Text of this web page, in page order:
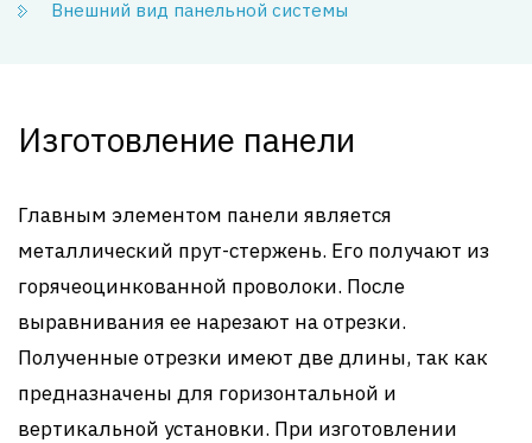
Внешний вид панельной системы
Изготовление панели
Главным элементом панели является
металлический прут-стержень. Его получают из
горячеоцинкованной проволоки. После
выравнивания ее нарезают на отрезки.
Полученные отрезки имеют две длины, так как
предназначены для горизонтальной и
вертикальной установки. При изготовлении